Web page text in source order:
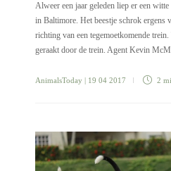
Alweer een jaar geleden liep er een
in Baltimore. Het beestje schrok ergens
richting van een tegemoetkomende
geraakt door de trein. Agent Kevin
AnimalsToday | 19 04 2017 2